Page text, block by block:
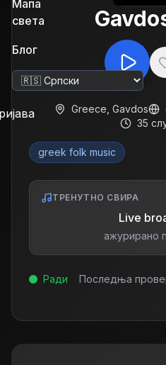
Мапа
света
Блог
Промени језик
Greece Gavdos
35
greek folk music
ТРЕНУТНО СВИРА
Live
ажурирано
Ради Последња